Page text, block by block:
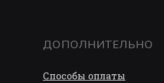
ДОПОЛНИТЕЛЬНО
Способы оплаты